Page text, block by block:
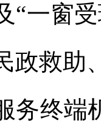
“一窗
政救助
务终端